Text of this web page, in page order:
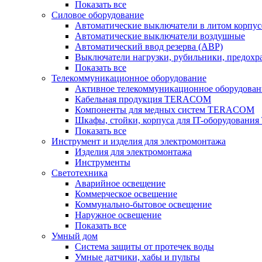
Показать все
Силовое оборудование
Автоматические выключатели в литом
Автоматические выключатели воздушные
Автоматический ввод резерва (АВР)
Выключатели нагрузки, рубильники,
Показать все
Телекоммуникационное оборудование
Активное телекоммуникационное
Кабельная продукция TERACOM
Компоненты для медных систем TERACOM
Шкафы, стойки, корпуса для IT-
Показать все
Инструмент и изделия для электромонтажа
Изделия для электромонтажа
Инструменты
Светотехника
Аварийное освещение
Коммерческое освещение
Коммунально-бытовое освещение
Наружное освещение
Показать все
Умный дом
Система защиты от протечек воды
Умные датчики, хабы и пульты